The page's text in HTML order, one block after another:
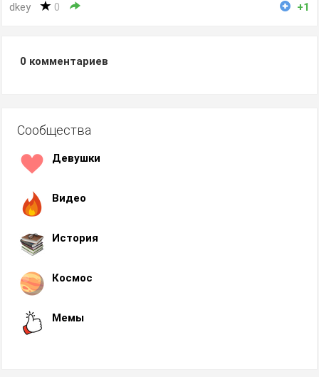
dkey 0 +1
0 комментариев
Сообщества
Девушки
Видео
История
Космос
Мемы